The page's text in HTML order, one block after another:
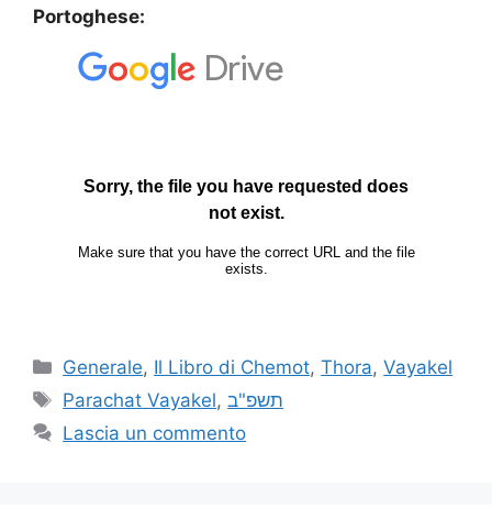
Portoghese:
Generale, Il Libro di Chemot,Thora,Vayakel
Parachat Vayakel,תשפ"ב
Lascia un commento